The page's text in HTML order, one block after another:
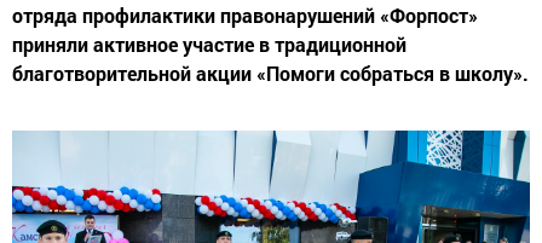
отряда профилактики правонарушений «Форпост»
приняли активное участие в традиционной
благотворительной акции «Помоги собраться в школу».